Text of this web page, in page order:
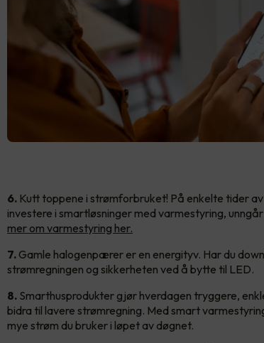
6. Kutt toppene i strømforbruket! På enkelte tider
investere i smartløsninger med varmestyring,
mer om varmestyring her.
7. Gamle halogenpærer er en energityv. Har du
strømregningen og sikkerheten ved å bytte til LED.
8. Smarthusprodukter gjør hverdagen tryggere,
bidra til lavere strømregning. Med smart
mye strøm du bruker i løpet av døgnet.